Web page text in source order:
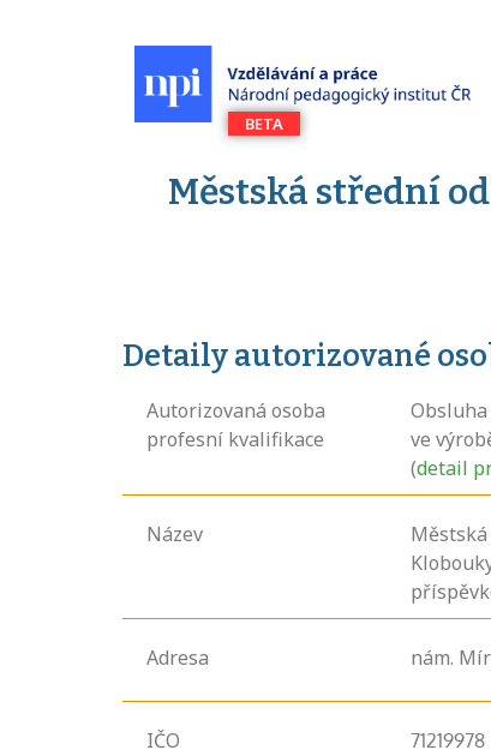
Městská střední
Detaily autorizované
Autorizovaná osoba
profesní kvalifikace
ve
(detail
Název
Adresa nám.
IČO 71219978